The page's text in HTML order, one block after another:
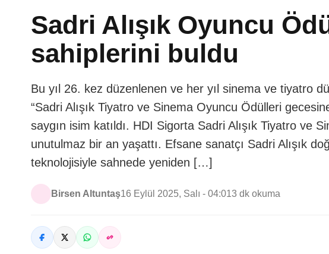
Sadri Alışık Oyuncu
sahiplerini buldu
Bu yıl 26. kez düzenlenen ve her yıl sinema ve tiyatro
“Sadri Alışık Tiyatro ve Sinema Oyuncu Ödülleri
saygın isim katıldı. HDI Sigorta Sadri Alışık Tiyatro ve
unutulmaz bir an yaşattı. Efsane sanatçı Sadri Alışık
teknolojisiyle sahnede yeniden […]
Birsen Altuntaş16 Eylül 2025, Salı - 04:013 dk okuma